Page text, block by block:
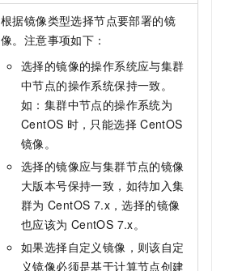
根据镜像类型选择节点要部署的镜
像。注意事项如下：
选择的镜像的操作系统应与集群
中节点的操作系统保持一致。
如：集群中节点的操作系统为
CentOS 时，只能选择 CentOS
镜像。
选择的镜像应与集群节点的镜像
大版本号保持一致，如待加入集
群为 CentOS 7.x，选择的镜像
也应该为 CentOS 7.x。
如果选择自定义镜像，则该自定
义镜像必须是基于计算节点创建